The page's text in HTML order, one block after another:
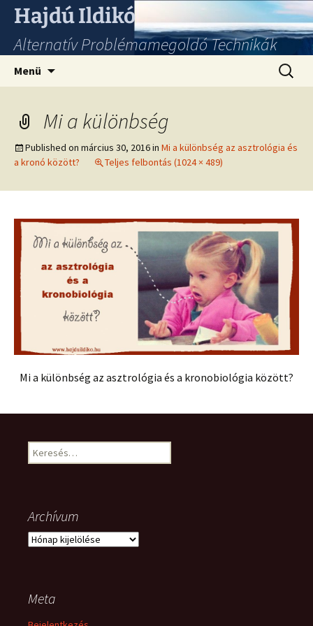
Hajdú Ildikó
Alternatív Problémamegoldó Technikák
Menü
Mi a különbség
Published on március 30, 2016in Mi a különbség az asztrológia és
a kronó között?
Teljes felbontás (1024 × 489)
Mi a különbség az asztrológia és a kronobiológia között?
Keresés:
Archívum
Archívum
Meta